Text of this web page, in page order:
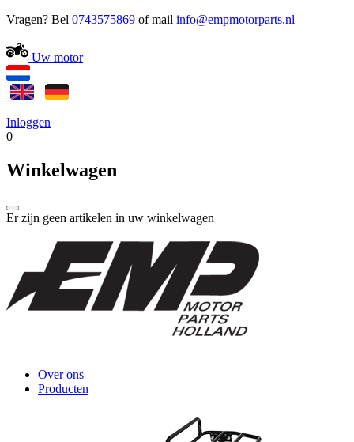
Vragen? Bel 0743575869 of mail
Uw motor
Inloggen
0
Winkelwagen
Er zijn geen artikelen in uw winkelwagen
Over ons
Producten